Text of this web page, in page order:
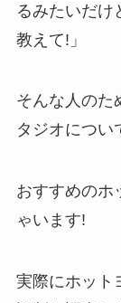
るみたいだけ
教えて!」
そんな人のた
タジオについ
おすすめのホ
ゃいます!
実際にホット